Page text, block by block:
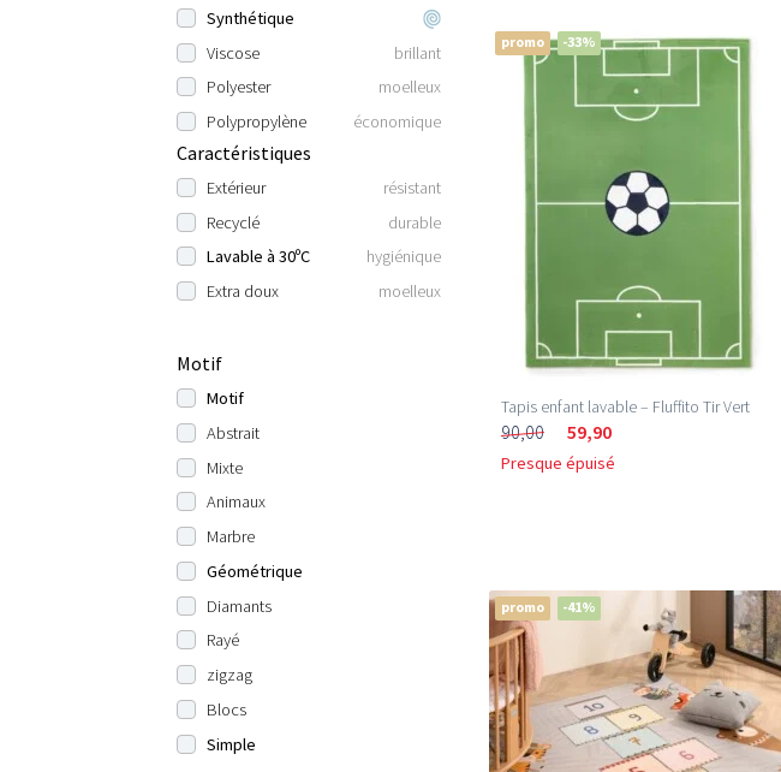
Synthétique
Viscose
brillant
Polyester
moelleux
Polypropylène
économique
Caractéristiques
Extérieur
résistant
Recyclé
durable
Lavable à 30ºC
hygiénique
Extra doux
moelleux
Motif
Motif
Abstrait
Mixte
Animaux
Marbre
Géométrique
Diamants
Rayé
zigzag
Blocs
Simple
promo -33%
Tapis enfant lavable – Fluffito Tir Vert
90,00 59,90
Presque épuisé
promo -41%